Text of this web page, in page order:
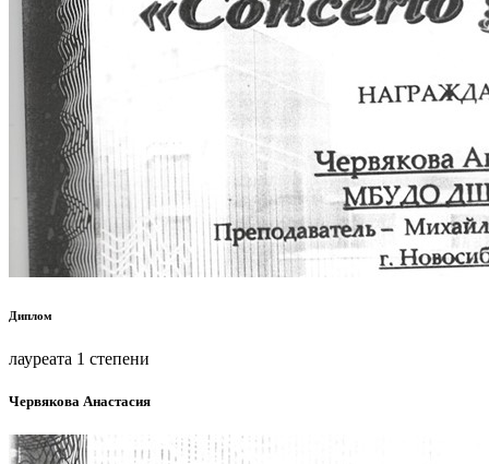
Диплом
лауреата 1 степени
Червякова Анастасия